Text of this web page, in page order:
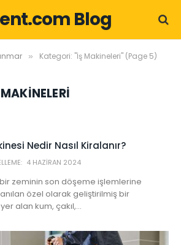
Blog
» Kategori: "İş Makineleri" (Page 5)
Nedir Nasıl Kiralanır?
4 HAZIRAN 2024
zeminin son döşeme işlemlerine
özel olarak geliştirilmiş bir
alan kum, çakıl,…